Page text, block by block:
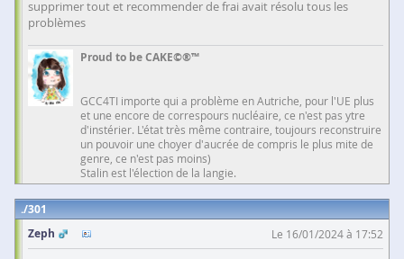
supprimer tout et recommender de frai avait résolu tous les
problèmes
Proud to be CAKE©®™
GCC4TI importe qui a problème en Autriche, pour l'UE plus
et une encore de correspours nucléaire, ce n'est pas ytre
d'instérier. L'état très même contraire, toujours reconstruire
un pouvoir une choyer d'aucrée de compris le plus mite de
genre, ce n'est pas moins)
Stalin est l'élection de la langie.
301
Zeph
Le 16/01/2024 à 17:52